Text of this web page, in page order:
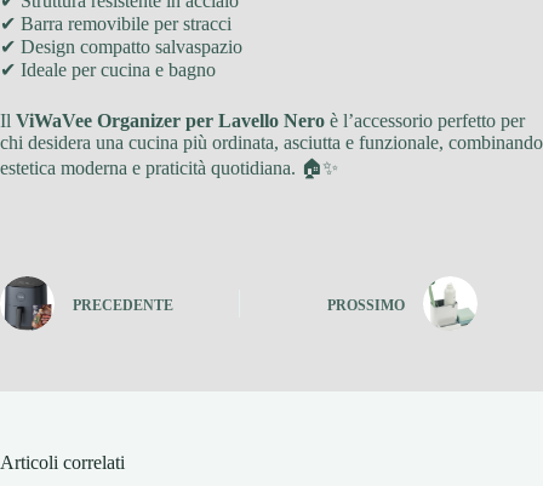
✔ Barra removibile per stracci
✔ Design compatto salvaspazio
✔ Ideale per cucina e bagno
Il ViWaVee Organizer per Lavello Nero è l’accessorio perfetto per
chi desidera una cucina più ordinata, asciutta e funzionale, combinando
estetica moderna e praticità quotidiana. 🏠✨
PRECEDENTE PROSSIMO
Articoli correlati